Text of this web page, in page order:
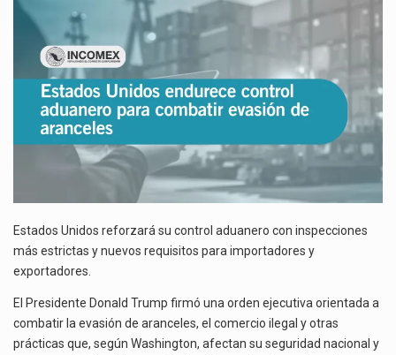
El Departamento de Agricultura de Estados Unidos (USDA) suspendió el 5 de agosto de 2026…
PARA
COMBATIR
DE
ARANCELES
Estados Unidos reforzará su control aduanero con inspecciones
más estrictas y nuevos requisitos para importadores y
exportadores.
El Presidente Donald Trump firmó una orden ejecutiva orientada a
combatir la evasión de aranceles, el comercio ilegal y otras
prácticas que, según Washington, afectan su seguridad nacional y